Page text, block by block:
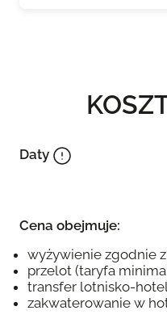
Daty
Cena obejmuje:
wyżywienie zgodnie
przelot (taryfa
transfer lotnisko-
zakwaterowanie w